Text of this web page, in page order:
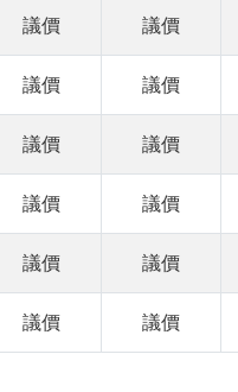
議價 議價
議價 議價
議價 議價
議價 議價
議價 議價
議價 議價